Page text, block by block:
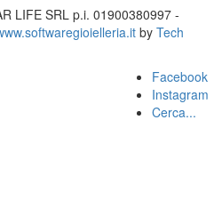
LIFE SRL p.i. 01900380997 -
by Tech
Facebook
Instagram
Cerca...